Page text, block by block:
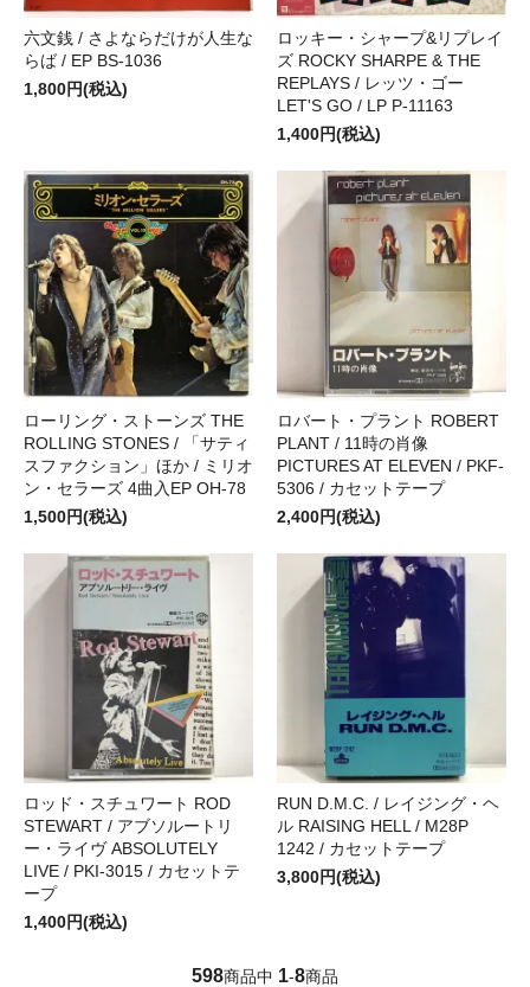
六文銭 / さよならだけが人生な
らば / EP BS-1036
1,800円(税込)
ロッキー・シャープ&リプレイ
ズ ROCKY SHARPE & THE
REPLAYS / レッツ・ゴー
LET'S GO / LP P-11163
1,400円(税込)
ローリング・ストーンズ THE
ROLLING STONES / 「サティ
スファクション」ほか / ミリオ
ン・セラーズ 4曲入EP OH-78
1,500円(税込)
ロバート・プラント ROBERT
PLANT / 11時の肖像
PICTURES AT ELEVEN / PKF-
5306 / カセットテープ
2,400円(税込)
ロッド・スチュワート ROD
STEWART / アブソルートリ
ー・ライヴ ABSOLUTELY
LIVE / PKI-3015 / カセットテ
ープ
1,400円(税込)
RUN D.M.C. / レイジング・ヘ
ル RAISING HELL / M28P
1242 / カセットテープ
3,800円(税込)
598商品中 1-8商品